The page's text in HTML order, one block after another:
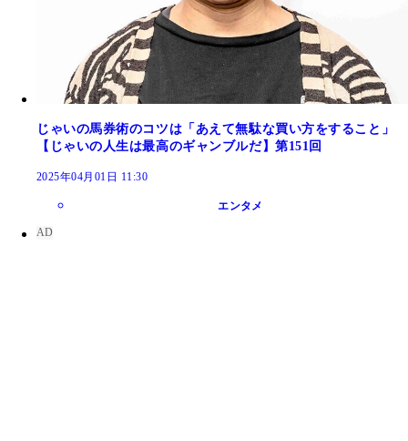
じゃいの馬券術のコツは「あえて無駄な買い方をすること」
【じゃいの人生は最高のギャンブルだ】第151回
2025年04月01日 11:30
エンタメ